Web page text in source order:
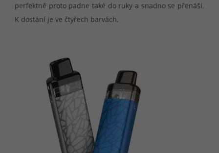
perfektně proto padne také do ruky a snadno se přenáší.
K dostání je ve čtyřech barvách.